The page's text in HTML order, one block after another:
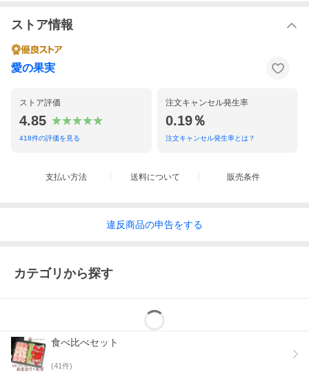
ストア情報
愛の果実
ストア評価
4.85
418件の評価を見る
注文キャンセル発生率
0.19％
注文キャンセル発生率とは？
支払い方法 送料について 販売条件
違反商品の申告をする
カテゴリから探す
食べ比べセット
(41件)